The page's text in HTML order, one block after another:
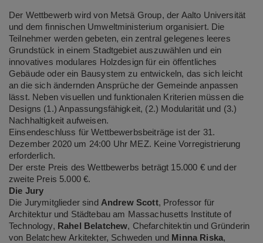
Der Wettbewerb wird von Metsä Group, der Aalto Universität
und dem finnischen Umweltministerium organisiert. Die
Teilnehmer werden gebeten, ein zentral gelegenes leeres
Grundstück in einem Stadtgebiet auszuwählen und ein
innovatives modulares Holzdesign für ein öffentliches
Gebäude oder ein Bausystem zu entwickeln, das sich leicht
an die sich ändernden Ansprüche der Gemeinde anpassen
lässt. Neben visuellen und funktionalen Kriterien müssen die
Designs (1.) Anpassungsfähigkeit, (2.) Modularität und (3.)
Nachhaltigkeit aufweisen.
Einsendeschluss für Wettbewerbsbeiträge ist der 31.
Dezember 2020 um 24:00 Uhr MEZ. Keine Vorregistrierung
erforderlich.
Der erste Preis des Wettbewerbs beträgt 15.000 € und der
zweite Preis 5.000 €.
Die Jury
Die Jurymitglieder sind Andrew Scott, Professor für
Architektur und Städtebau am Massachusetts Institute of
Technology, Rahel Belatchew, Chefarchitektin und Gründerin
von Belatchew Arkitekter, Schweden und Minna Riska,